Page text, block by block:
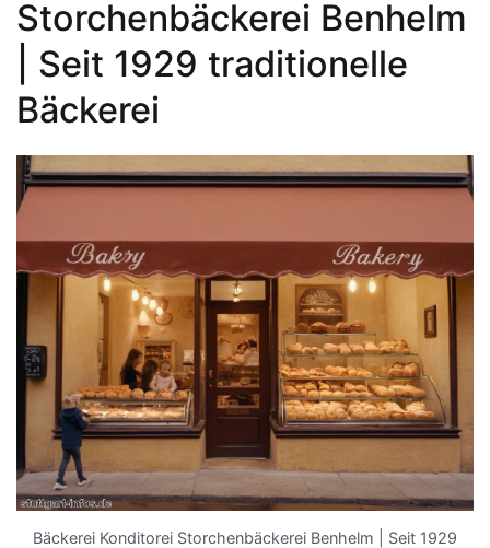
Storchenbäckerei Benhelm
| Seit 1929 traditionelle
Bäckerei
Bäckerei Konditorei Storchenbäckerei Benhelm | Seit 1929